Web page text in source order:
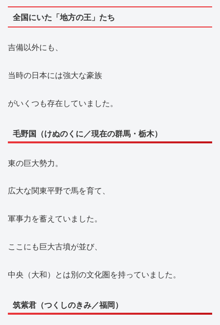
全国にいた「地方の王」たち
吉備以外にも、
当時の日本には強大な豪族
がいくつも存在していました。
毛野国（けぬのくに／現在の群馬・栃木）
東の巨大勢力。
広大な関東平野で馬を育て、
軍事力を蓄えていました。
ここにも巨大古墳が並び、
中央（大和）とは別の文化圏を持っていました。
筑紫君（つくしのきみ／福岡）